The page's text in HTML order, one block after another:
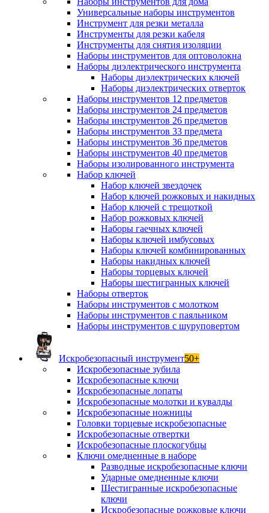
Универсальные наборы инструментов
Инструмент для резки металла
Инструменты для резки кабеля
Инструменты для снятия изоляции
Наборы инструментов для оптоволокна
Наборы диэлектрического инструмента
Наборы диэлектрических ключей
Наборы диэлектрических отверток
Наборы инструментов 12 предметов
Наборы инструментов 24 предметов
Наборы инструментов 26 предметов
Наборы инструментов 33 предмета
Наборы инструментов 36 предметов
Наборы инструментов 40 предметов
Наборы изолированного инструмента
Набор ключей
Набор ключей звездочек
Набор ключей рожковых и накидных
Набор ключей с трещоткой
Набор рожковых ключей
Наборы гаечных ключей
Наборы ключей имбусовых
Наборы ключей комбинированных
Наборы накидных ключей
Наборы торцевых ключей
Наборы шестигранных ключей
Наборы отверток
Наборы инструментов с молотком
Наборы инструментов с паяльником
Наборы инструментов с шуруповертом
Искробезопасный инструмент50+
Искробезопасные зубила
Искробезопасные ключи
Искробезопасные лопаты
Искробезопасные молотки и кувалды
Искробезопасные ножницы
Головки торцевые искробезопасные
Искробезопасные отвертки
Искробезопасные плоскогубцы
Ключи омедненные в наборе
Разводные искробезопасные ключи
Ударные омедненные ключи
Шестигранные искробезопасные
ключи
Искробезопасные рожковые ключи